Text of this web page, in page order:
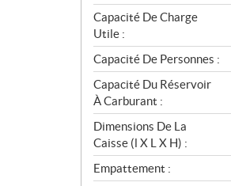
Capacité De Charge
Utile :
Capacité De Personnes :
Capacité Du Réservoir
À Carburant :
Dimensions De La
Caisse (l X L X H) :
Empattement :